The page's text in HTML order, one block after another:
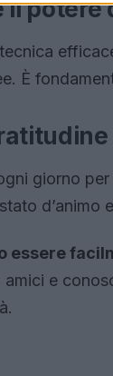
il potere
È
giorno
d’animo
essere
e